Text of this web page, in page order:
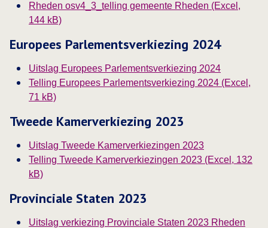
Rheden osv4_3_telling gemeente Rheden (Excel,
144 kB)
Europees Parlementsverkiezing 2024
Uitslag Europees Parlementsverkiezing 2024
Telling Europees Parlementsverkiezing 2024 (Excel,
71 kB)Deze link opent in een nieuw tabblad
Tweede Kamerverkiezing 2023
Uitslag Tweede Kamerverkiezingen 2023
Telling Tweede Kamerverkiezingen 2023 (Excel, 132
kB)
Provinciale Staten 2023
Uitslag verkiezing Provinciale Staten 2023 Rheden